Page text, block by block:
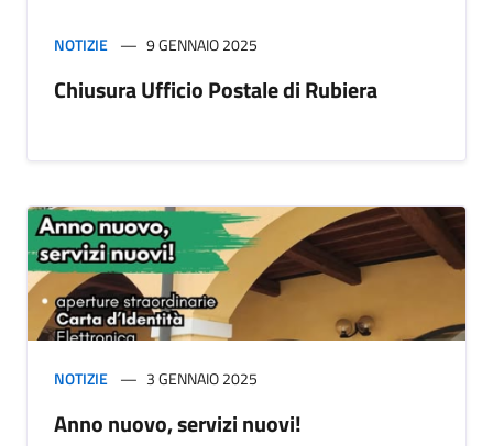
NOTIZIE 9 GENNAIO 2025
Chiusura Ufficio Postale di Rubiera
NOTIZIE 3 GENNAIO 2025
Anno nuovo, servizi nuovi!